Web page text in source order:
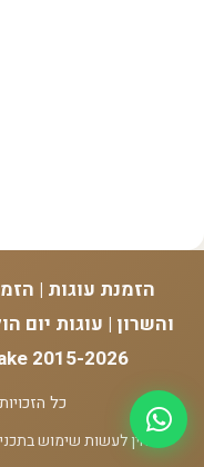
הזמנת עוגות |
והשרון | עוגות יום
2015-2026 iBake - אפייה ביתית איכותית
כל
אין לעשות שימוש